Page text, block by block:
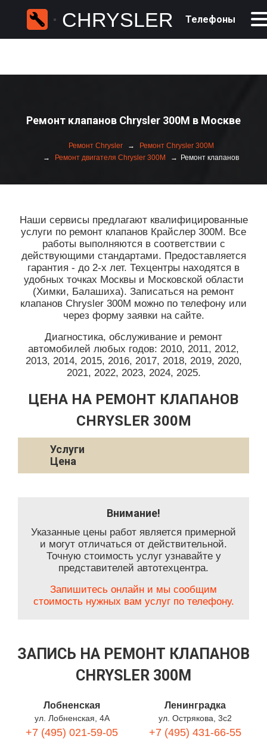
CHRYSLER Телефоны
Ремонт клапанов Chrysler 300M в Москве
Ремонт Chrysler
Ремонт Chrysler 300M
Ремонт двигателя Chrysler 300M
Ремонт клапанов
Наши сервисы предлагают квалифицированные
услуги по ремонт клапанов Крайслер 300М. Все
работы выполняются в соответствии с
действующими стандартами. Предоставляется
гарантия - до 2-х лет. Техцентры находятся в
удобных точках Москвы и Московской области
(Химки, Балашиха). Записаться на ремонт
клапанов Chrysler 300M можно по телефону или
через форму заявки на сайте.
Диагностика, обслуживание и ремонт
автомобилей любых годов: 2010, 2011, 2012,
2013, 2014, 2015, 2016, 2017, 2018, 2019, 2020,
2021, 2022, 2023, 2024, 2025.
ЦЕНА НА РЕМОНТ КЛАПАНОВ
CHRYSLER 300M
Услуги
Цена
Внимание!
Указанные цены работ является примерной
и могут отличаться от действительной.
Точную стоимость услуг узнавайте у
представителей автотехцентра.
Запишитесь онлайн и мы сообщим
стоимость нужных вам услуг по телефону.
ЗАПИСЬ НА РЕМОНТ КЛАПАНОВ
CHRYSLER 300M
Лобненская
ул. Лобненская, 4А
+7 (495) 021-59-05
Ленинградка
ул. Острякова, 3с2
+7 (495) 431-66-55